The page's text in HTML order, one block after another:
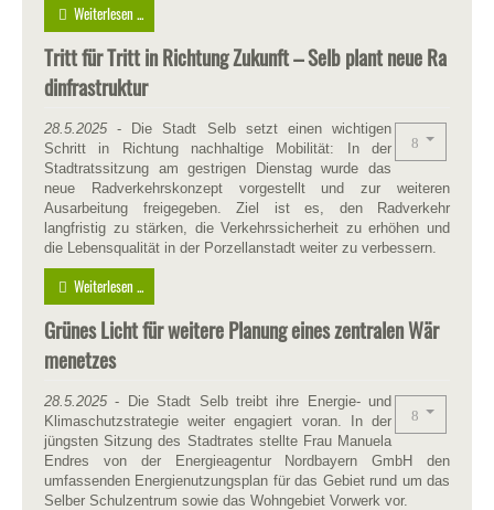
Weiterlesen ...
Tritt für Tritt in Richtung Zukunft – Selb plant neue Ra
dinfrastruktur
28.5.2025 - Die Stadt Selb setzt einen wichtigen
Schritt in Richtung nachhaltige Mobilität: In der
Stadtratssitzung am gestrigen Dienstag wurde das
neue Radverkehrskonzept vorgestellt und zur weiteren
Ausarbeitung freigegeben. Ziel ist es, den Radverkehr
langfristig zu stärken, die Verkehrssicherheit zu erhöhen und
die Lebensqualität in der Porzellanstadt weiter zu verbessern.
Weiterlesen ...
Grünes Licht für weitere Planung eines zentralen Wär
menetzes
28.5.2025- Die Stadt Selb treibt ihre Energie- und
Klimaschutzstrategie weiter engagiert voran. In der
jüngsten Sitzung des Stadtrates stellte Frau Manuela
Endres von der Energieagentur Nordbayern GmbH den
umfassenden Energienutzungsplan für das Gebiet rund um das
Selber Schulzentrum sowie das Wohngebiet Vorwerk vor.